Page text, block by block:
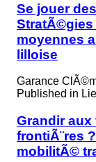
Se jouer
moyennes
lilloise
Garance
Published in
Grandir aux
frontiÃ¨res
mobilitÃ©